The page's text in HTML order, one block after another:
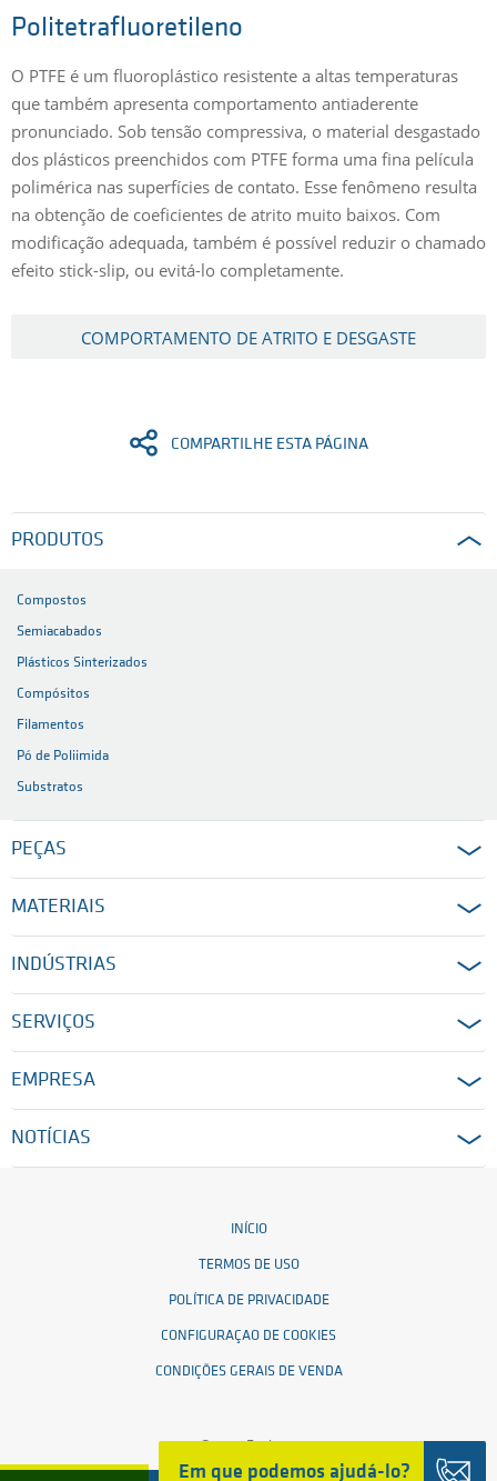
Em que podemos ajudá-lo?
Politetrafluoretileno
O PTFE é um fluoroplástico resistente a altas temperaturas
que também apresenta comportamento antiaderente
pronunciado. Sob tensão compressiva, o material desgastado
dos plásticos preenchidos com PTFE forma uma fina película
polimérica nas superfícies de contato. Esse fenômeno resulta
na obtenção de coeficientes de atrito muito baixos. Com
modificação adequada, também é possível reduzir o chamado
efeito stick-slip, ou evitá-lo completamente.
COMPORTAMENTO DE ATRITO E DESGASTE
COMPARTILHE ESTA PÁGINA
PRODUTOS
Compostos
Semiacabados
Plásticos Sinterizados
Compósitos
Filamentos
Pó de Poliimida
Substratos
PEÇAS
MATERIAIS
INDÚSTRIAS
SERVIÇOS
EMPRESA
NOTÍCIAS
INÍCIO
TERMOS DE USO
POLÍTICA DE PRIVACIDADE
CONFIGURAÇAO DE COOKIES
CONDIÇÕES GERAIS DE VENDA
© 2026 Ensinger